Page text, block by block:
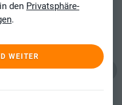
den Privatsphäre-
.
WEITER